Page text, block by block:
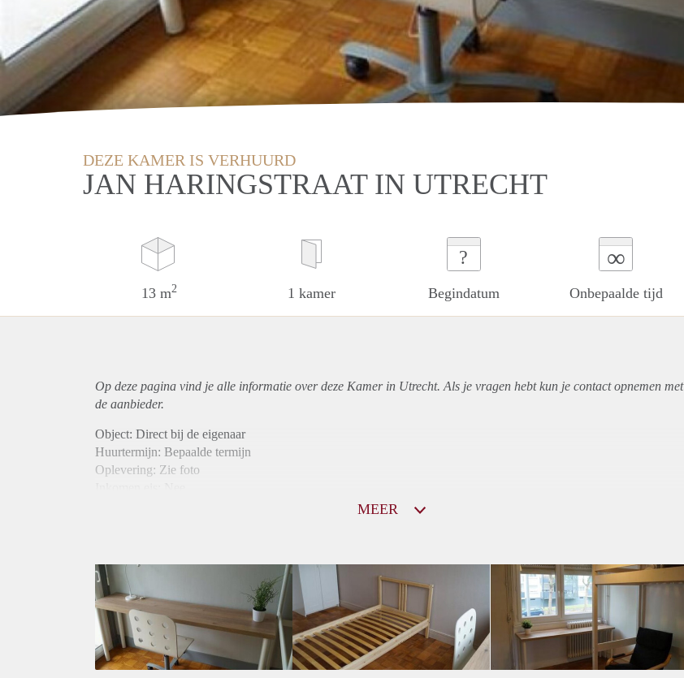
DEZE KAMER IS VERHUURD
JAN HARINGSTRAAT IN UTRECHT
13 m2 1 kamer
?
Begindatum
∞
Onbepaalde tijd
Op deze pagina vind je alle informatie over deze Kamer in Utrecht. Als je vragen hebt kun je contact opnemen met
de aanbieder.
Object: Direct bij de eigenaar
Huurtermijn: Bepaalde termijn
Oplevering: Zie foto
Gedeelde Douche: Ja
Gedeelde woonkamer: Ja
Huisgenoten: Ja
Geslacht huisgenoten: Gemengd
MEER